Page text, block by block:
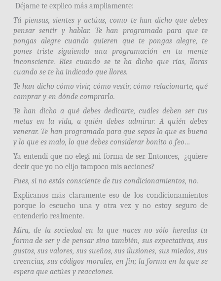
Déjame te explico más ampliamente:
Tú piensas, sientes y actúas, como te han dicho que debes
pensar sentir y hablar. Te han programado para que te
pongas alegre cuando quieren que te pongas alegre, te
pones triste siguiendo una programación en tu mente
inconsciente. Ríes cuando se te ha dicho que rías, lloras
cuando se te ha indicado que llores.
Te han dicho cómo vivir, cómo vestir, cómo relacionarte, qué
comprar y en dónde comprarlo.
Te han dicho a qué debes dedicarte, cuáles deben ser tus
metas en la vida, a quién debes admirar. A quién debes
venerar. Te han programado para que sepas lo que es bueno
y lo que es malo, lo que debes considerar bonito o feo…
Ya entendí que no elegí mi forma de ser. Entonces, ¿quiere
decir que yo no elijo tampoco mis acciones?
Pues, si no estás consciente de tus condicionamientos, no.
Explícanos más claramente eso de los condicionamientos
porque lo escucho una y otra vez y no estoy seguro de
entenderlo realmente.
Mira, de la sociedad en la que naces no sólo heredas tu
forma de ser y de pensar sino también, sus expectativas, sus
gustos, sus valores, sus sueños, sus ilusiones, sus miedos, sus
creencias, sus códigos morales, en fin; la forma en la que se
espera que actúes y reacciones.